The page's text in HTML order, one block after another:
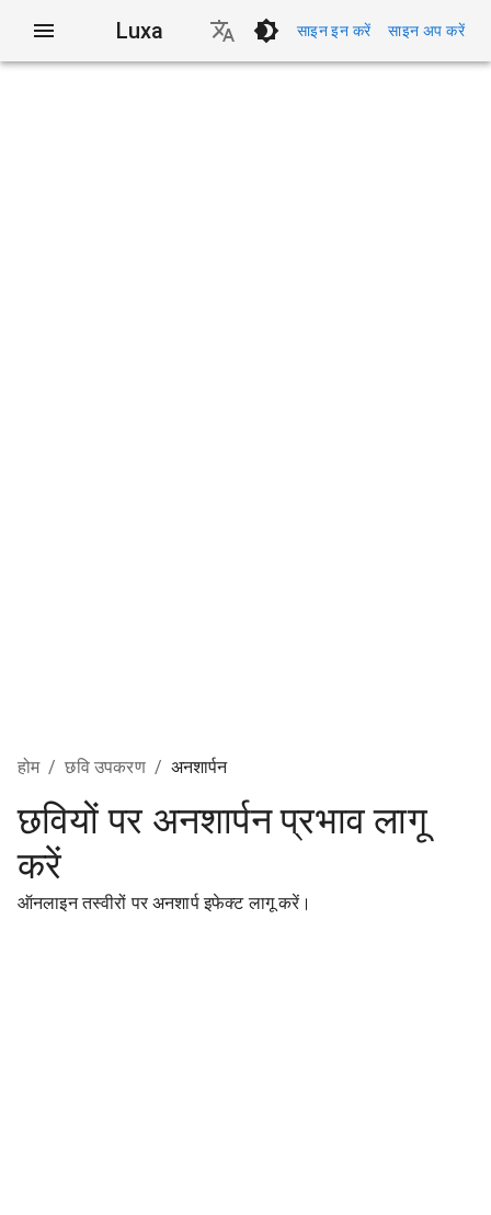
Luxa साइन इन करें साइन अप करें
होम / छवि उपकरण / अनशार्पन
छवियों पर अनशार्पन प्रभाव लागू
करें
ऑनलाइन तस्वीरों पर अनशार्प इफेक्ट लागू करें।